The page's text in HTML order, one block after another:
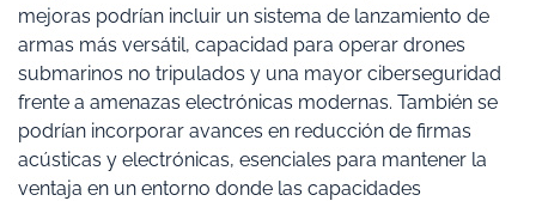
mejoras podrían incluir un sistema de lanzamiento de
armas más versátil, capacidad para operar drones
submarinos no tripulados y una mayor ciberseguridad
frente a amenazas electrónicas modernas. También se
podrían incorporar avances en reducción de firmas
acústicas y electrónicas, esenciales para mantener la
ventaja en un entorno donde las capacidades